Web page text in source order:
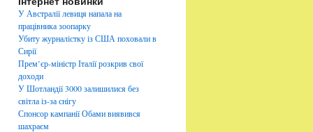
р
и
к
и
У Австралії левиця напала на
працівника зоопарку
Убиту журналістку із США поховали в
Сирії
Прем’єр-міністр Італії розкрив свої
доходи
У Шотландії 3000 залишилися без
світла із-за снігу
Спонсор кампанії Обами виявився
шахраєм